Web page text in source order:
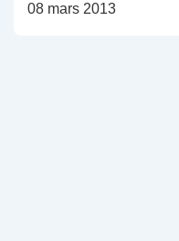
08 mars 2013